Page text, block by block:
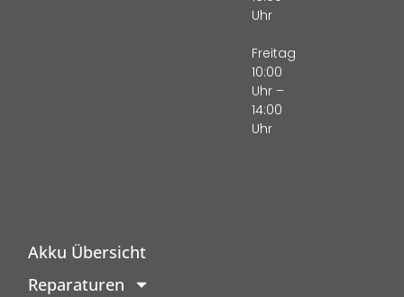
Uhr
Freitag
10:00
Uhr –
14:00
Uhr
Akku Übersicht
Reparaturen